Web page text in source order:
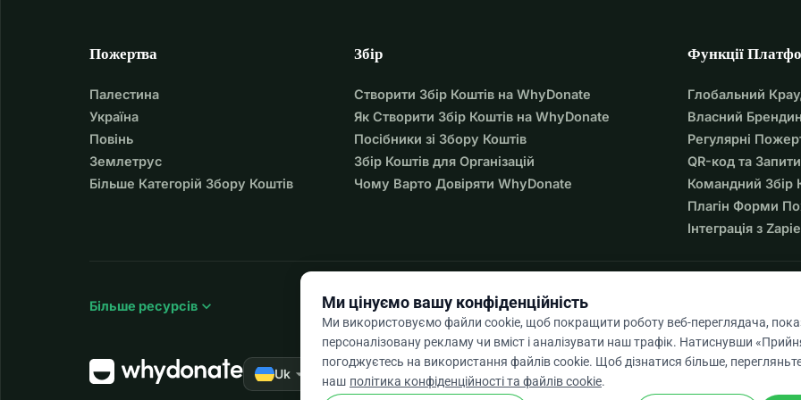
Пожертва
Палестина
Україна
Повінь
Землетрус
Більше Категорій Збору Коштів
Збір
Створити Збір Коштів на WhyDonate
Як Створити Збір Коштів на WhyDonate
Посібники зі Збору Коштів
Збір Коштів для Організацій
Чому Варто Довіряти WhyDonate
Функції
Глобальний
Власний
Регулярні
QR-код та
Командний Збір
Плагін Форми
Інтеграція з
Більше ресурсів expand_more
Uk arrow_drop_down ★★★★★ 4,9 / 5 на основі 500+ відгуків
Ми цінуємо вашу конфіденційність
Ми використовуємо файли cookie, щоб покращити роботу веб-переглядача,
персоналізовану рекламу чи вміст і аналізувати наш трафік. Натиснувши
погоджуєтесь на використання файлів cookie. Щоб дізнатися більше,
наш політика конфіденційності та файлів cookie.